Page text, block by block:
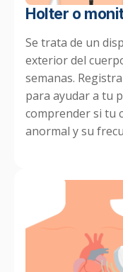
Holter o
Se trata de un
exterior del
semanas.
para ayudar a tu
comprender si tu
anormal y su